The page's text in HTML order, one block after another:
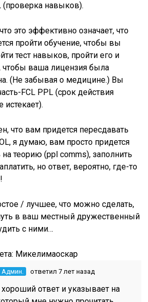
(проверка навыков).
это эффективно означает, что
пройти обучение, чтобы вы
тест навыков, пройти его и
чтобы ваша лицензия была
(Не забывая о медицине.) Вы
FCL PPL (срок действия
истекает).
что вам придется пересдавать
я думаю, вам просто придется
на теорию (ppl comms), заполнить
но ответ, вероятно, где-то
/ лучшее, что можно сделать,
в ваш местный дружественный
с ними…
Микелимаоскар
Админ. ответил 7 лет назад
хороший ответ и указывает на